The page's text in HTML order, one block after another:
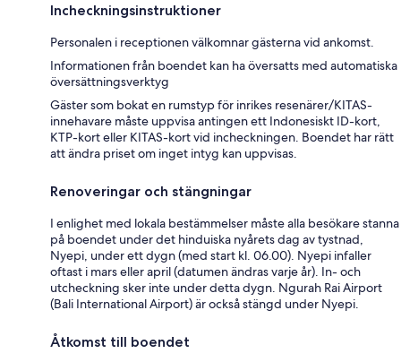
Incheckningsinstruktioner
Personalen i receptionen välkomnar gästerna vid ankomst.
Informationen från boendet kan ha översatts med automatiska
översättningsverktyg
Gäster som bokat en rumstyp för inrikes resenärer/KITAS-
innehavare måste uppvisa antingen ett Indonesiskt ID-kort,
KTP-kort eller KITAS-kort vid incheckningen. Boendet har rätt
att ändra priset om inget intyg kan uppvisas.
Renoveringar och stängningar
I enlighet med lokala bestämmelser måste alla besökare stanna
på boendet under det hinduiska nyårets dag av tystnad,
Nyepi, under ett dygn (med start kl. 06.00). Nyepi infaller
oftast i mars eller april (datumen ändras varje år). In- och
utcheckning sker inte under detta dygn. Ngurah Rai Airport
(Bali International Airport) är också stängd under Nyepi.
Åtkomst till boendet